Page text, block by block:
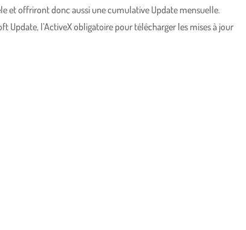
et offriront donc aussi une cumulative Update mensuelle.
l’ActiveX obligatoire pour télécharger les mises à jour